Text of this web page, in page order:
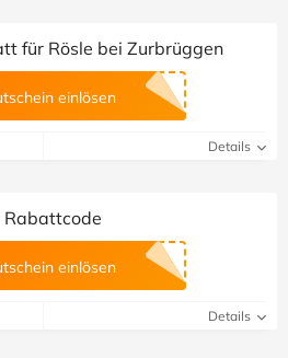
für Rösle bei Zurbrüggen
einlösen
Details
Rabattcode
einlösen
Details